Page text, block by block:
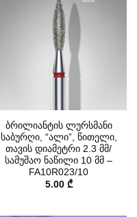
ბრილიანტის ლურსმანი
საბურღი, “ალი”, წითელი,
თავის დიამეტრი 2.3 მმ/
სამუშაო ნაწილი 10 მმ –
FA10R023/10
5.00 ₾